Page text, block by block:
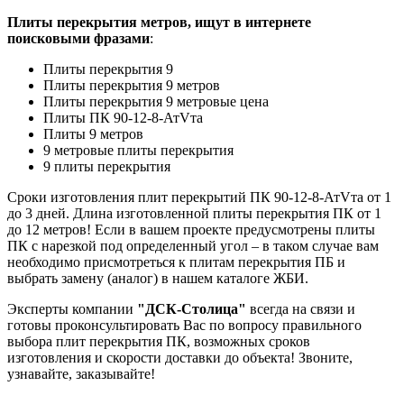
Плиты перекрытия метров, ищут в интернете
поисковыми фразами:
Плиты перекрытия 9
Плиты перекрытия 9 метров
Плиты перекрытия 9 метровые цена
Плиты ПК 90-12-8-АтVта
Плиты 9 метров
9 метровые плиты перекрытия
9 плиты перекрытия
Сроки изготовления плит перекрытий ПК 90-12-8-АтVта от 1
до 3 дней. Длина изготовленной плиты перекрытия ПК от 1
до 12 метров! Если в вашем проекте предусмотрены плиты
ПК с нарезкой под определенный угол – в таком случае вам
необходимо присмотреться к плитам перекрытия ПБ и
выбрать замену (аналог) в нашем каталоге ЖБИ.
Эксперты компании "ДСК-Столица" всегда на связи и
готовы проконсультировать Вас по вопросу правильного
выбора плит перекрытия ПК, возможных сроков
изготовления и скорости доставки до объекта! Звоните,
узнавайте, заказывайте!